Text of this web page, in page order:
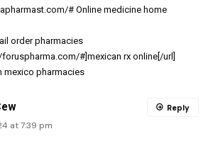
# Online medicine home
order pharmacies
foruspharma.com/#]mexican rx online[/url]
mexico pharmacies
at 7:39 pm
Reply